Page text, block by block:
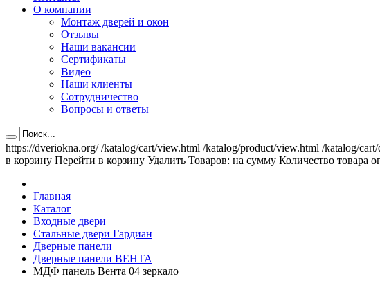
О компании
Монтаж дверей и окон
Отзывы
Наши вакансии
Сертификаты
Видео
Наши клиенты
Сотрудничество
Вопросы и ответы
https://dveriokna.org/ /katalog/cart/view.html /katalog/product/view.html /katalog/
в корзину Перейти в корзину Удалить Товаров: на сумму Количество товара
Главная
Каталог
Входные двери
Стальные двери Гардиан
Дверные панели
Дверные панели ВЕНТА
МДФ панель Вента 04 зеркало